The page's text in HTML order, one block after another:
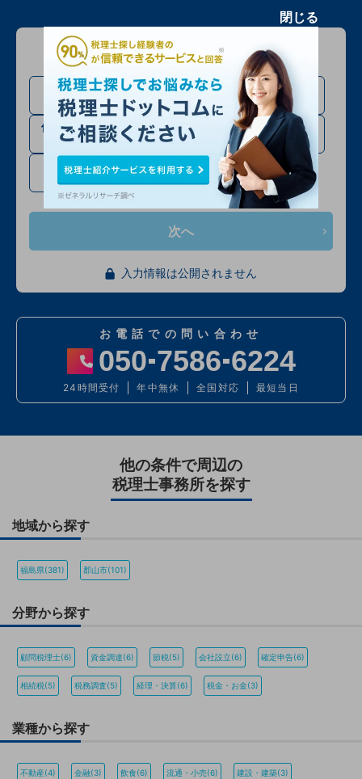
問い合わせる方について教えてください
法人の方
法人設立・法人成り予定
の方
個人事業主・フリーラン
スの方
相続税申告の方
確定申告・その他
次へ
入力情報は公開されません
お電話での問い合わせ
050 7586 6224
24時間受付 年中無休 全国対応 最短当日
他の条件で周辺の
税理士事務所を探す
地域から探す
福島県(381) 郡山市(101)
分野から探す
顧問税理士(6) 資金調達(6) 節税(5) 会社設立(6) 確定申告(6)
相続税(5) 税務調査(5) 経理・決算(6) 税金・お金(3)
業種から探す
不動産(4) 金融(3) 飲食(6) 流通・小売(6) 建設・建築(3)
閉じる